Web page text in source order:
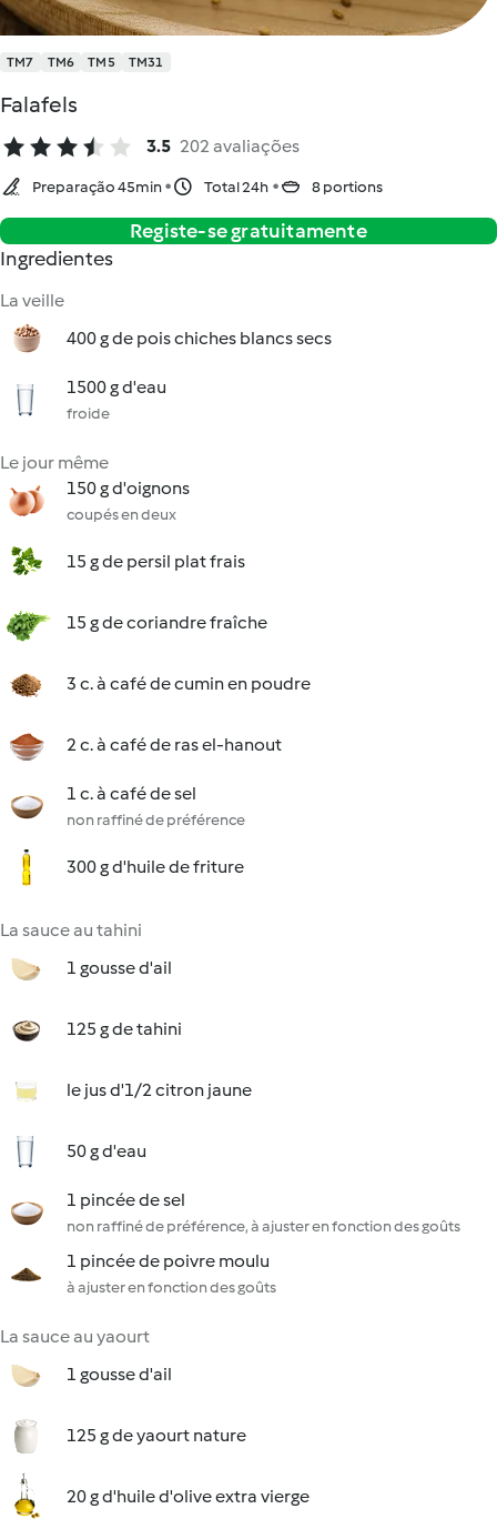
TM7 TM6 TM5 TM31
Falafels
3.5 202 avaliações
Preparação 45min Total 24h 8 portions
Registe-se gratuitamente
Ingredientes
La veille
400 g de pois chiches blancs secs
1500 g d'eau
froide
Le jour même
150 g d'oignons
coupés en deux
15 g de persil plat frais
15 g de coriandre fraîche
3 c. à café de cumin en poudre
2 c. à café de ras el-hanout
1 c. à café de sel
non raffiné de préférence
300 g d'huile de friture
La sauce au tahini
1 gousse d'ail
125 g de tahini
le jus d'1/2 citron jaune
50 g d'eau
1 pincée de sel
non raffiné de préférence, à ajuster en fonction des goûts
1 pincée de poivre moulu
à ajuster en fonction des goûts
La sauce au yaourt
1 gousse d'ail
125 g de yaourt nature
20 g d'huile d'olive extra vierge